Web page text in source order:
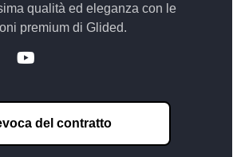
qualità ed eleganza con le
premium di Glided.
del contratto